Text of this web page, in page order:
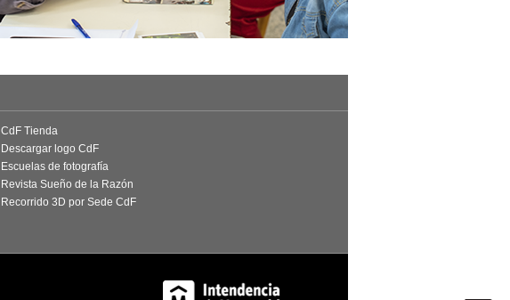
CdF Tienda
Descargar logo CdF
Escuelas de fotografía
Revista Sueño de la Razón
Recorrido 3D por Sede CdF